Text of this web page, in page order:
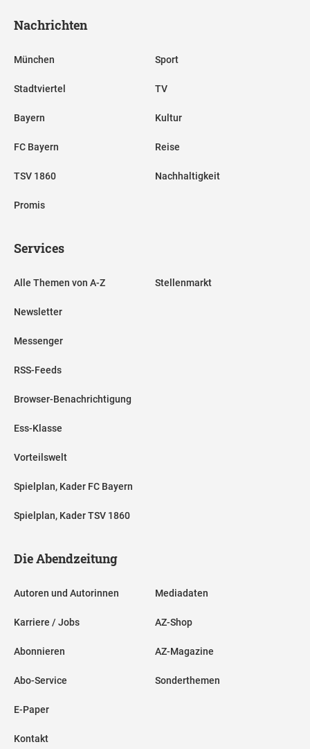
Nachrichten
München
Stadtviertel
Bayern
FC Bayern
TSV 1860
Promis
Sport
TV
Kultur
Reise
Nachhaltigkeit
Services
Alle Themen von A-Z
Newsletter
Messenger
RSS-Feeds
Browser-Benachrichtigung
Ess-Klasse
Vorteilswelt
Spielplan, Kader FC Bayern
Spielplan, Kader TSV 1860
Stellenmarkt
Die Abendzeitung
Autoren und Autorinnen
Karriere / Jobs
Abonnieren
Abo-Service
E-Paper
Kontakt
Mediadaten
AZ-Shop
AZ-Magazine
Sonderthemen